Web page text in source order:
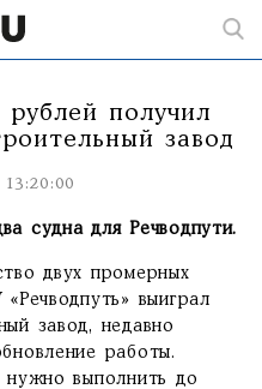
получил
завод
судна для Речводпути.
двух промерных
выиграл
завод, недавно
работы.
нужно выполнить до